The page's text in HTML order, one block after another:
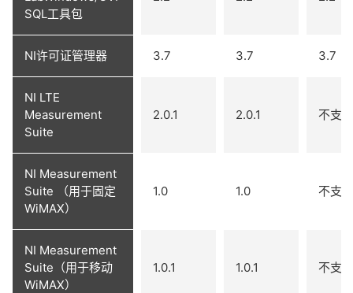
SQL工具包
NI许可证管理器 3.7 3.7 3.7
NI LTE
Measurement
Suite
2.0.1 2.0.1 不支持
NI Measurement
Suite （用于固定
WiMAX）
1.0 1.0 不支持
NI Measurement
Suite（用于移动
WiMAX）
1.0.1 1.0.1 不支持